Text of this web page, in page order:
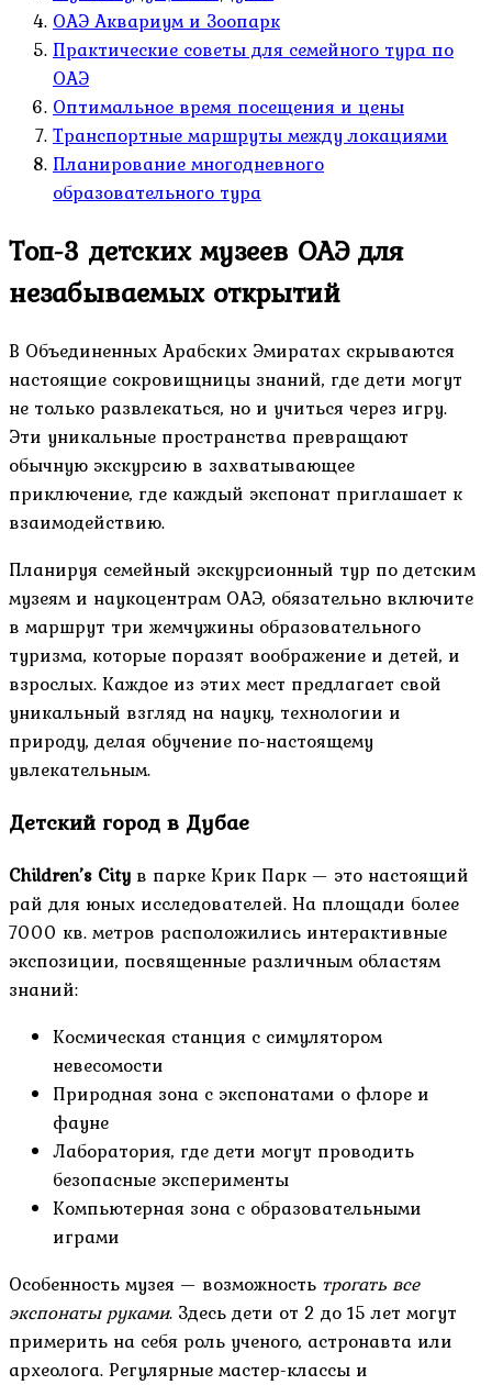
ОАЭ Аквариум и Зоопарк
Практические советы для семейного тура по
ОАЭ
Оптимальное время посещения и цены
Транспортные маршруты между локациями
Планирование многодневного
образовательного тура
Топ-3 детских музеев ОАЭ для
незабываемых открытий
В Объединенных Арабских Эмиратах скрываются
настоящие сокровищницы знаний, где дети могут
не только развлекаться, но и учиться через игру.
Эти уникальные пространства превращают
обычную экскурсию в захватывающее
приключение, где каждый экспонат приглашает к
взаимодействию.
Планируя семейный экскурсионный тур по детским
музеям и наукоцентрам ОАЭ, обязательно включите
в маршрут три жемчужины образовательного
туризма, которые поразят воображение и детей, и
взрослых. Каждое из этих мест предлагает свой
уникальный взгляд на науку, технологии и
природу, делая обучение по-настоящему
увлекательным.
Детский город в Дубае
Children’s Cityв парке Крик Парк — это настоящий
рай для юных исследователей. На площади более
7000 кв. метров расположились интерактивные
экспозиции, посвященные различным областям
знаний:
Космическая станция с симулятором
невесомости
Природная зона с экспонатами о флоре и
фауне
Лаборатория, где дети могут проводить
безопасные эксперименты
Компьютерная зона с образовательными
играми
Особенность музея — возможность трогать все
экспонаты руками. Здесь дети от 2 до 15 лет могут
примерить на себя роль ученого, астронавта или
археолога. Регулярные мастер-классы и